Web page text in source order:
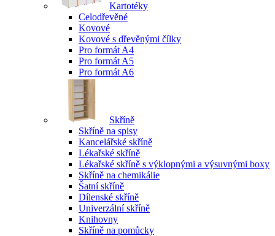
Kartotéky
Celodřevěné
Kovové
Kovové s dřevěnými čílky
Pro formát A4
Pro formát A5
Pro formát A6
Skříně
Skříně na spisy
Kancelářské skříně
Lékařské skříně
Lékařské skříně s výklopnými a výsuvnými boxy
Skříně na chemikálie
Šatní skříně
Dílenské skříně
Univerzální skříně
Knihovny
Skříně na pomůcky